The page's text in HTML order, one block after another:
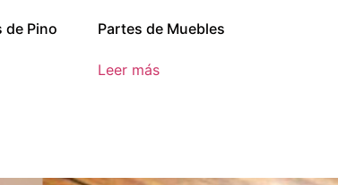
de Pino
Partes de Muebles
Leer más